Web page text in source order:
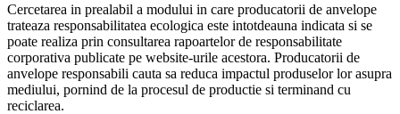
Cercetarea in prealabil a modului in care producatorii de anvelope
trateaza responsabilitatea ecologica este intotdeauna indicata si se
poate realiza prin consultarea rapoartelor de responsabilitate
corporativa publicate pe website-urile acestora. Producatorii de
anvelope responsabili cauta sa reduca impactul produselor lor asupra
mediului, pornind de la procesul de productie si terminand cu
reciclarea.